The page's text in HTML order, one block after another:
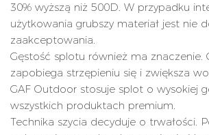
30% wyższą niż 500D. W przypadku
użytkowania grubszy materiał jest nie
zaakceptowania.
Gęstość splotu również ma znaczenie.
zapobiega strzępieniu się i zwiększa
GAF Outdoor stosuje splot o wysokiej
wszystkich produktach premium.
Technika szycia decyduje o trwałości.